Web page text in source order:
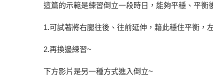
這篇的示範是練習倒立一段時日，能夠平穩、平衡
1.可試著將右腿往後、往前延伸，藉此穩住平衡，
2.再換邊練習~
下方影片是另一種方式進入倒立~